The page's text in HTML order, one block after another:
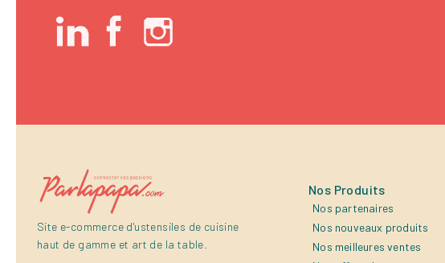
Site e-commerce d'ustensiles de cuisine
haut de gamme et art de la table.
Nos Produits
Nos partenaires
Nos nouveaux produits
Nos meilleures ventes